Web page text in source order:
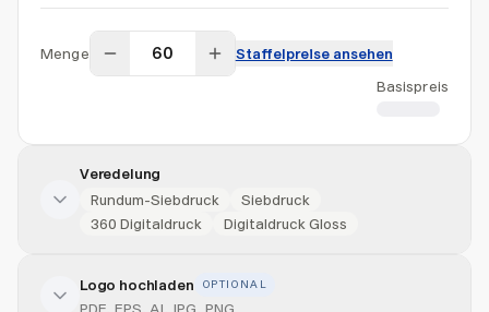
Menge
Staffelpreise ansehen
Basispreis
Veredelung
Rundum-Siebdruck
Siebdruck
360 Digitaldruck
Digitaldruck Gloss
Veredelung hinzufügen
Logo hochladen OPTIONAL